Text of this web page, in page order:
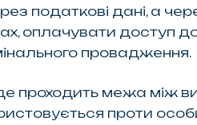
податкові дані, а
оплачувати доступ до
провадження.
проходить межа між
проти особи.